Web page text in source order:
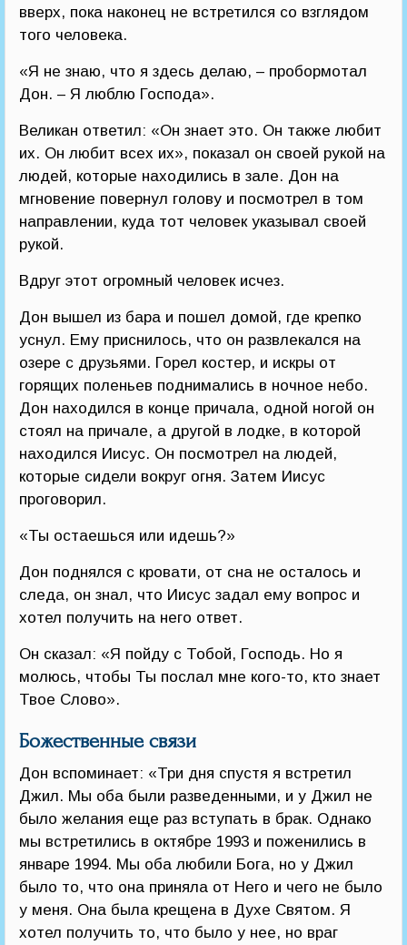
вверх, пока наконец не встретился со взглядом
того человека.
«Я не знаю, что я здесь делаю, – пробормотал
Дон. – Я люблю Господа».
Великан ответил: «Он знает это. Он также любит
их. Он любит всех их», показал он своей рукой на
людей, которые находились в зале. Дон на
мгновение повернул голову и посмотрел в том
направлении, куда тот человек указывал своей
рукой.
Вдруг этот огромный человек исчез.
Дон вышел из бара и пошел домой, где крепко
уснул. Ему приснилось, что он развлекался на
озере с друзьями. Горел костер, и искры от
горящих поленьев поднимались в ночное небо.
Дон находился в конце причала, одной ногой он
стоял на причале, а другой в лодке, в которой
находился Иисус. Он посмотрел на людей,
которые сидели вокруг огня. Затем Иисус
проговорил.
«Ты остаешься или идешь?»
Дон поднялся с кровати, от сна не осталось и
следа, он знал, что Иисус задал ему вопрос и
хотел получить на него ответ.
Он сказал: «Я пойду с Тобой, Господь. Но я
молюсь, чтобы Ты послал мне кого-то, кто знает
Твое Слово».
Божественные связи
Дон вспоминает: «Три дня спустя я встретил
Джил. Мы оба были разведенными, и у Джил не
было желания еще раз вступать в брак. Однако
мы встретились в октябре 1993 и поженились в
январе 1994. Мы оба любили Бога, но у Джил
было то, что она приняла от Него и чего не было
у меня. Она была крещена в Духе Святом. Я
хотел получить то, что было у нее, но враг